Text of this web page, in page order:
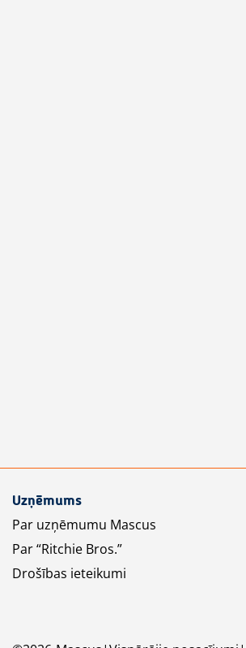
Uzņēmums
Par uzņēmumu Mascus
Par “Ritchie Bros.”
Drošības ieteikumi